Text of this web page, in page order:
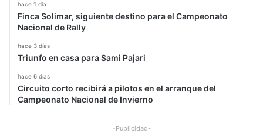
hace 1 día
Finca Solimar, siguiente destino para el Campeonato
Nacional de Rally
hace 3 días
Triunfo en casa para Sami Pajari
hace 6 días
Circuito corto recibirá a pilotos en el arranque del
Campeonato Nacional de Invierno
-Publicidad-